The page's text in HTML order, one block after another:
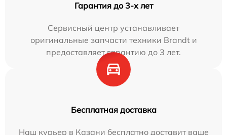
Гарантия до 3-х лет
Сервисный центр устанавливает
оригинальные запчасти техники Brandt и
предоставляет гарантию до 3 лет.
Бесплатная доставка
Наш курьер в Казани бесплатно доставит ваше